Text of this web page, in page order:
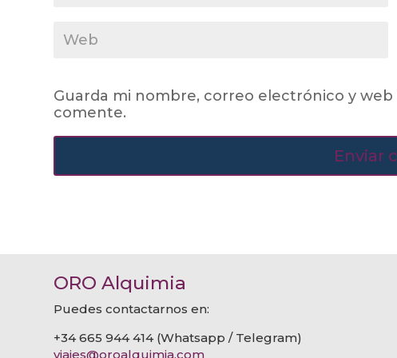
Guarda mi nombre, correo electrónico y
comente.
ORO Alquimia
Puedes contactarnos en:
+34 665 944 414 (Whatsapp / Telegram)
viajes@oroalquimia.com